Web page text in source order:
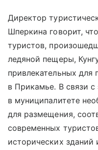
Директор
Шперкина говорит,
туристов,
ледяной пещеры,
привлекательных для
в Прикамье. В связи
в муниципалитете
для размещения,
современных
исторических зданий